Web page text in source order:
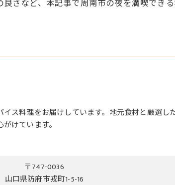
さなど、本記事で周南市の夜を満喫でき
ス料理をお届けしています。地元食材と厳選
けています。
〒747-0036
山口県防府市戎町1-5-16